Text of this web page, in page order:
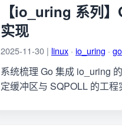
【io_uring 系列
实现
2025-11-30 | linux · io_uring ·
系统梳理 Go 集成 io_uring
定缓冲区与 SQPOLL 的工程